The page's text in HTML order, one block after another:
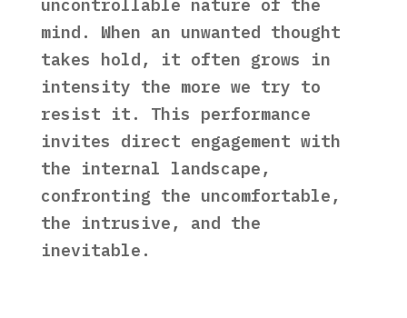
addressing the fleeting,
uncontrollable nature of the
mind. When an unwanted thought
takes hold, it often grows in
intensity the more we try to
resist it. This performance
invites direct engagement with
the internal landscape,
confronting the uncomfortable,
the intrusive, and the